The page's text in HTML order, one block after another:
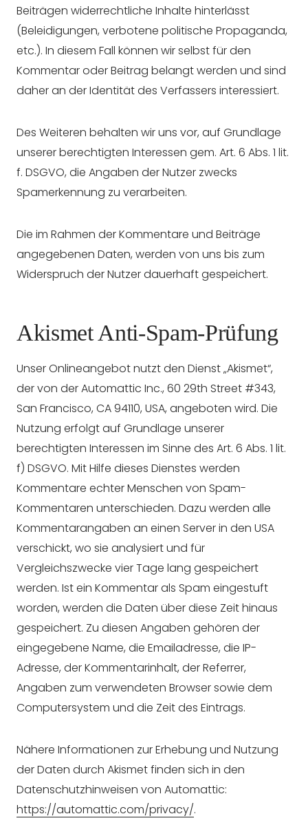
Beiträgen widerrechtliche Inhalte hinterlässt
(Beleidigungen, verbotene politische Propaganda,
etc.). In diesem Fall können wir selbst für den
Kommentar oder Beitrag belangt werden und sind
daher an der Identität des Verfassers interessiert.
Des Weiteren behalten wir uns vor, auf Grundlage
unserer berechtigten Interessen gem. Art. 6 Abs. 1 lit.
f. DSGVO, die Angaben der Nutzer zwecks
Spamerkennung zu verarbeiten.
Die im Rahmen der Kommentare und Beiträge
angegebenen Daten, werden von uns bis zum
Widerspruch der Nutzer dauerhaft gespeichert.
Akismet Anti-Spam-Prüfung
Unser Onlineangebot nutzt den Dienst „Akismet“,
der von der Automattic Inc., 60 29th Street #343,
San Francisco, CA 94110, USA, angeboten wird. Die
Nutzung erfolgt auf Grundlage unserer
berechtigten Interessen im Sinne des Art. 6 Abs. 1 lit.
f) DSGVO. Mit Hilfe dieses Dienstes werden
Kommentare echter Menschen von Spam-
Kommentaren unterschieden. Dazu werden alle
Kommentarangaben an einen Server in den USA
verschickt, wo sie analysiert und für
Vergleichszwecke vier Tage lang gespeichert
werden. Ist ein Kommentar als Spam eingestuft
worden, werden die Daten über diese Zeit hinaus
gespeichert. Zu diesen Angaben gehören der
eingegebene Name, die Emailadresse, die IP-
Adresse, der Kommentarinhalt, der Referrer,
Angaben zum verwendeten Browser sowie dem
Computersystem und die Zeit des Eintrags.
Nähere Informationen zur Erhebung und Nutzung
der Daten durch Akismet finden sich in den
Datenschutzhinweisen von Automattic:
https://automattic.com/privacy/.